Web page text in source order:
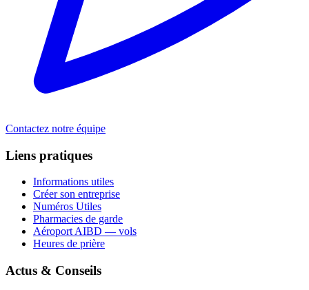
Contactez notre équipe
Liens pratiques
Informations utiles
Créer son entreprise
Numéros Utiles
Pharmacies de garde
Aéroport AIBD — vols
Heures de prière
Actus & Conseils